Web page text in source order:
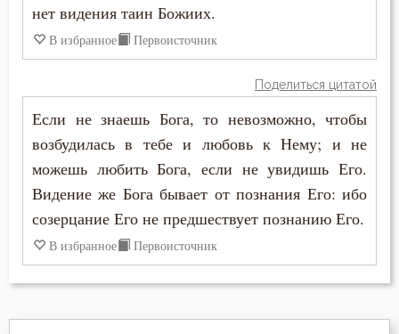
Богопознание
Борьба
Ведение
Вера
Гнев
Гнев Божий
Девство
Василий Великий
Григорий Палама
Григорий Синаит
Диадох
Димитрий Ростовский
нет видения таин Божиих.
В избранное Первоисточник
Поделиться цитатой
Если не знаешь Бога, то невозможно, чтобы
возбудилась в тебе и любовь к Нему; и не
можешь любить Бога, если не увидишь Его.
Видение же Бога бывает от познания Его: ибо
созерцание Его не предшествует познанию Его.
В избранное Первоисточник